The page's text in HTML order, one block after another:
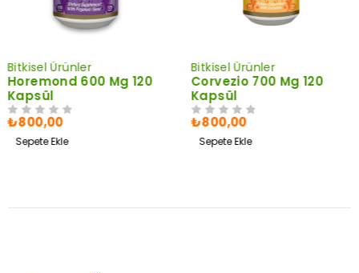
Bitkisel Ürünler
Horemond 600 Mg 120
Kapsül
₺800,00
Sepete Ekle
Bitkisel Ürünler
Corvezio 700 Mg 120
Kapsül
₺800,00
Sepete Ekle